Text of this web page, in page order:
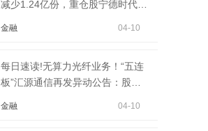
减少1.24亿份，重仓股宁德时代、
金融 04-10
每日速读!无算力光纤业务！“五连
板”汇源通信再发异动公告：股价
金融 04-10